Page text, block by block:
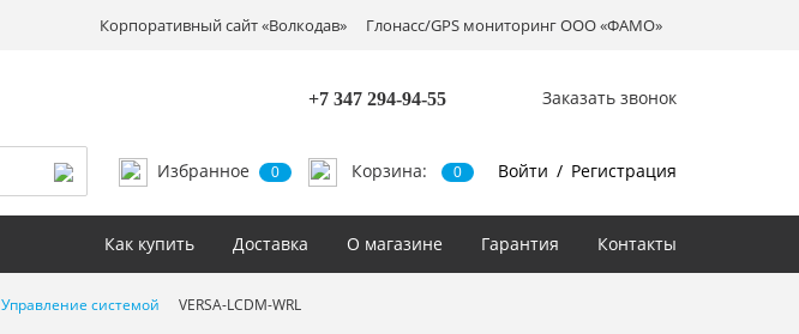
Корпоративный сайт «Волкодав» Глонасс/GPS мониторинг ООО «ФАМО»
Избранное 0
+7 347294-94-55
Корзина: 0
Заказать звонок
Войти /Регистрация
Как купить Доставка О магазине Гарантия Контакты
Управление системой VERSA-LCDM-WRL